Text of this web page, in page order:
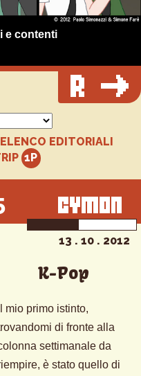
e contenti
ELENCO EDITORIALI
13 . 10 . 2012
K-Pop
Il mio primo istinto,
di fronte alla
settimanale da
è stato quello di